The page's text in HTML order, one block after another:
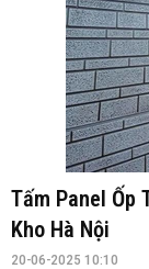
Tấm Panel Ốp
Kho Hà Nội
20-06-2025 10:10